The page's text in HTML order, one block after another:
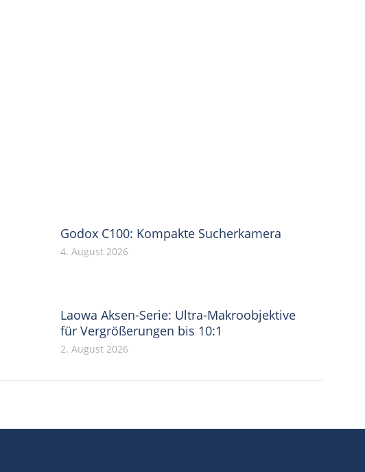
Godox C100: Kompakte Sucherkamera
4. August 2026
Laowa Aksen-Serie: Ultra-Makroobjektive
für Vergrößerungen bis 10:1
2. August 2026